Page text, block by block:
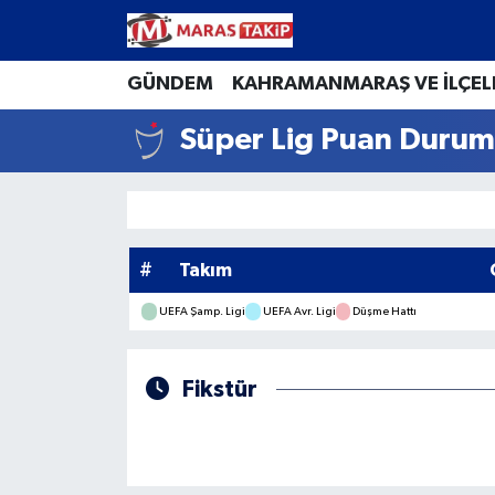
GÜNDEM KAHRAMANMARAŞ VE
Süper Lig Puan
# Takım
UEFA Şamp. Ligi UEFA Avr. Ligi Düşme Hattı
Fikstür
Kahramanmaraş Nöbetçi Eczaneler
Kahramanmaraş Hava Durumu
Kahramanmaraş Trafik Yoğunluk Haritası
Süper Lig Puan Durumu ve Fikstür